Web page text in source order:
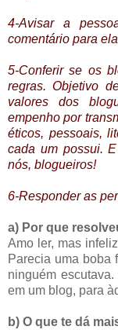
4-Avisar a
comentário para
5-Conferir se os
regras.Objetivo
valores dos
empenho por
éticos, pessoais,
cada um possui.
nós, blogueiros!
6-Responder as
a) Por que
Amo ler, mas
Parecia uma boba
ninguém
em um blog, para
b) O que te dá